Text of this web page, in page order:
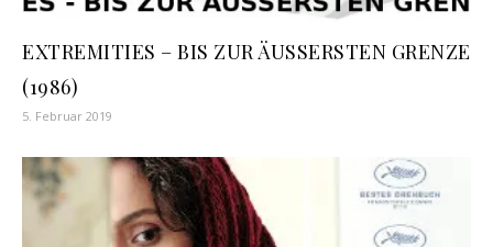
EXTREMITIES – BIS ZUR ÄUSSERSTEN GRENZE
(1986)
5. Februar 2019